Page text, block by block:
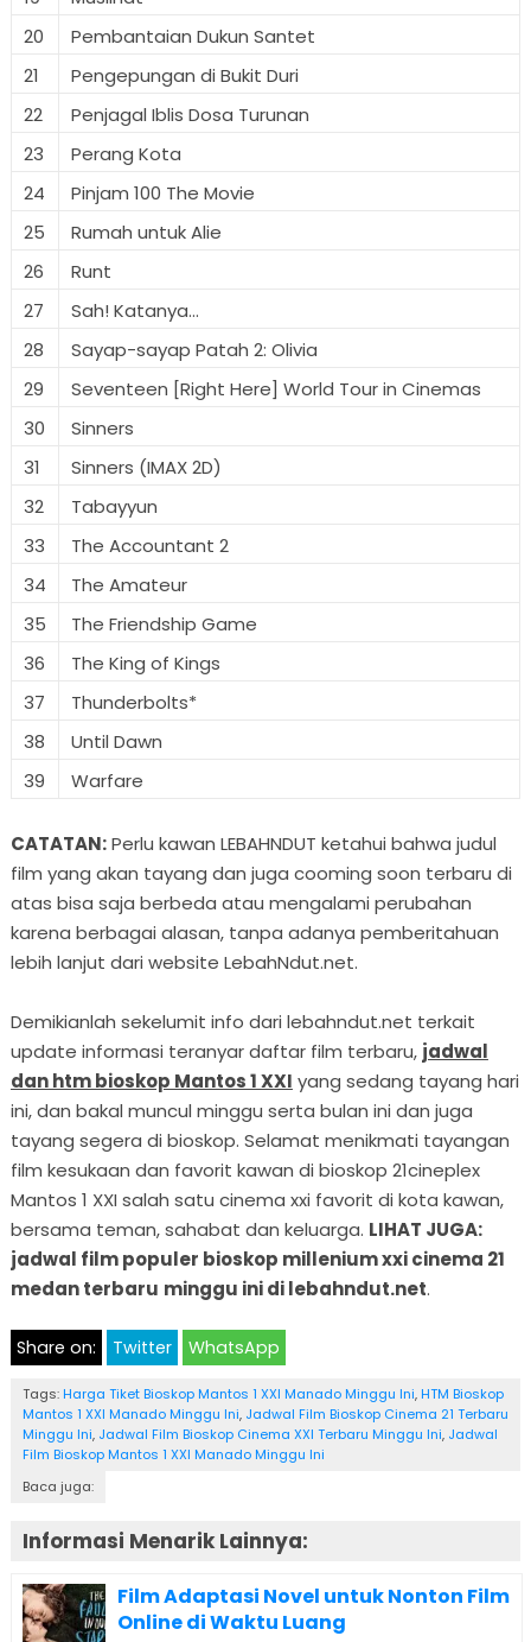
20
Pembantaian Dukun Santet
21
Pengepungan di Bukit Duri
22
Penjagal Iblis Dosa Turunan
23
Perang Kota
24
Pinjam 100 The Movie
25
Rumah untuk Alie
26
Runt
27
Sah! Katanya...
28
Sayap-sayap Patah 2: Olivia
29
Seventeen [Right Here] World Tour in Cinemas
30
Sinners
31
Sinners (IMAX 2D)
32
Tabayyun
33
The Accountant 2
34
The Amateur
35
The Friendship Game
36
The King of Kings
37
Thunderbolts*
38
Until Dawn
39
Warfare
CATATAN:Perlu kawan LEBAHNDUT ketahui bahwa judul
film yang akan tayang dan juga cooming soon terbaru di
atas bisa saja berbeda atau mengalami perubahan
karena berbagai alasan, tanpa adanya pemberitahuan
lebih lanjut dari website LebahNdut.net.
Demikianlah sekelumit info dari lebahndut.net terkait
update informasi teranyar daftar film terbaru, jadwal
dan htm bioskop Mantos 1 XXI yang sedang tayang hari
ini, dan bakal muncul minggu serta bulan ini dan juga
tayang segera di bioskop. Selamat menikmati tayangan
film kesukaan dan favorit kawan di bioskop 21cineplex
Mantos 1 XXI salah satu cinema xxi favorit di kota kawan,
bersama teman, sahabat dan keluarga. LIHAT JUGA:
jadwal film populer bioskop millenium xxi cinema 21
medan terbaru minggu ini di lebahndut.net.
Share on: Twitter WhatsApp
Tags: Harga Tiket Bioskop Mantos 1 XXI Manado Minggu Ini, HTM Bioskop
Mantos 1 XXI Manado Minggu Ini, Jadwal Film Bioskop Cinema 21 Terbaru
Minggu Ini, Jadwal Film Bioskop Cinema XXI Terbaru Minggu Ini, Jadwal
Film Bioskop Mantos 1 XXI Manado Minggu Ini
Baca juga:
Informasi Menarik Lainnya:
Film Adaptasi Novel untuk Nonton Film
Online di Waktu Luang